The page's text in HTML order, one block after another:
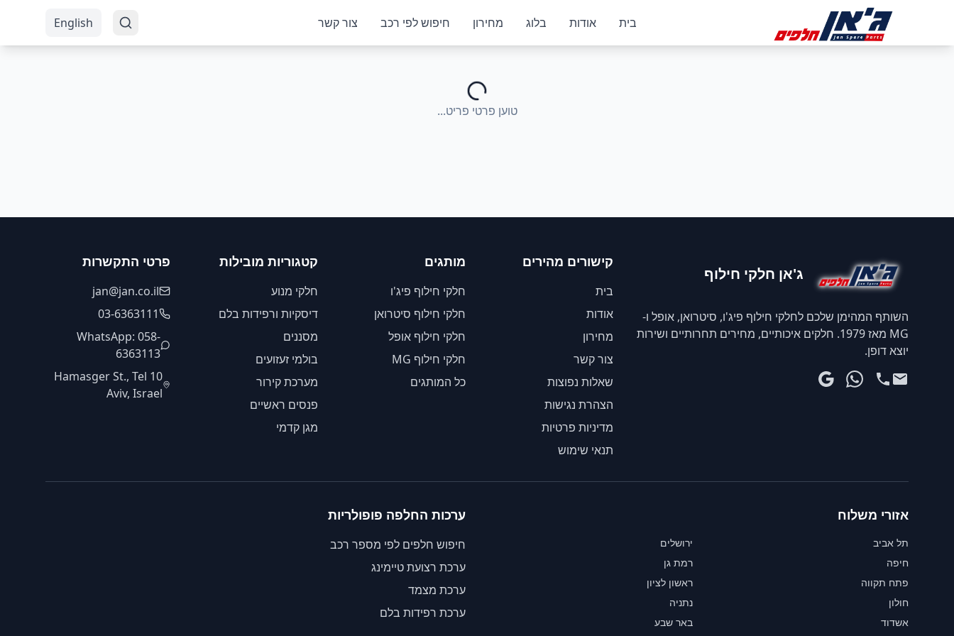
בית
אודות בלוג מחירון חיפוש לפי רכב צור קשר English
טוען פרטי פריט...
ג'אן חלקי חילוף
השותף המהימן שלכם לחלקי חילוף פיג'ו, סיטרואן, אופל ו-
MG מאז 1979. חלקים איכותיים, מחירים תחרותיים ושירות
יוצא דופן.
קישורים מהירים
בית
אודות
מחירון
צור קשר
שאלות נפוצות
הצהרת נגישות
מדיניות פרטיות
תנאי שימוש
מותגים
חלקי חילוף פיג'ו
חלקי חילוף סיטרואן
חלקי חילוף אופל
חלקי חילוף MG
כל המותגים
קטגוריות מובילות
חלקי מנוע
דיסקיות ורפידות בלם
מסננים
בולמי זעזועים
מערכת קירור
פנסים ראשיים
מגן קדמי
פרטי התקשרות
jan@jan.co.il
03-6363111
WhatsApp: 058-
6363113
10 Hamasger St., Tel
Aviv, Israel
אזורי משלוח
תל אביב
ירושלים
חיפה
רמת גן
פתח תקווה
ראשון לציון
חולון
נתניה
אשדוד
באר שבע
ערכות החלפה פופולריות
חיפוש חלפים לפי מספר רכב
ערכת רצועת טיימינג
ערכת מצמד
ערכת רפידות בלם